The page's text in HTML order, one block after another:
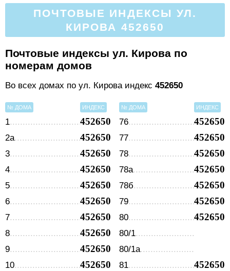
ПОЧТОВЫЕ ИНДЕКСЫ УЛ.
КИРОВА 452650
Почтовые индексы ул. Кирова по
номерам домов
Во всех домах по ул. Кирова индекс 452650
№ ДОМА ИНДЕКС
1 452650
2а 452650
3 452650
4 452650
5 452650
6 452650
7 452650
8 452650
9 452650
10 452650
№ ДОМА ИНДЕКС
76 452650
77 452650
78 452650
78а 452650
78б 452650
79 452650
80 452650
80/1
80/1а
81
452650